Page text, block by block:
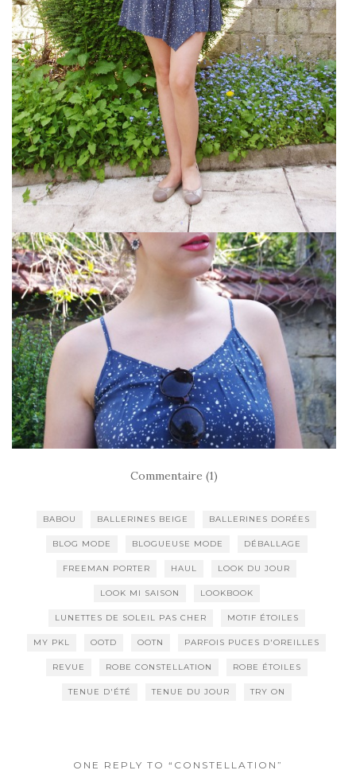
Commentaire (1)
BABOU BALLERINES BEIGE BALLERINES DORÉES
BLOG MODE BLOGUEUSE MODE DÉBALLAGE
FREEMAN PORTER HAUL LOOK DU JOUR
LOOK MI SAISON LOOKBOOK
LUNETTES DE SOLEIL PAS CHER MOTIF ÉTOILES
MY PKL OOTD OOTN PARFOIS PUCES D'OREILLES
REVUE ROBE CONSTELLATION ROBE ÉTOILES
TENUE D'ÉTÉ TENUE DU JOUR TRY ON
ONE REPLY TO “CONSTELLATION”